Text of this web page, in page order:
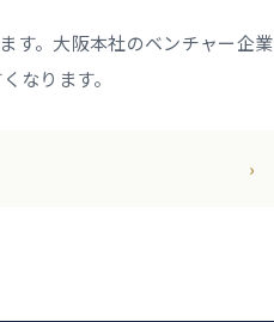
す。大阪本社のベンチャー企業
なります。
›